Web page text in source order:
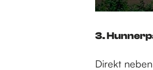
3.
Direkt